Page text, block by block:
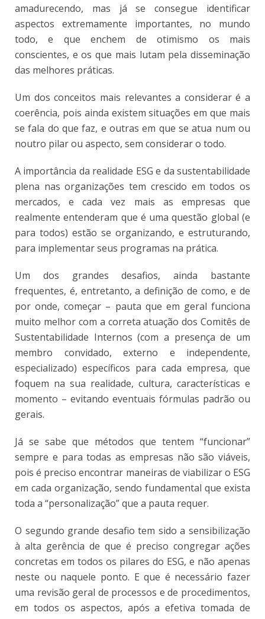
amadurecendo, mas já se consegue identificar
aspectos extremamente importantes, no mundo
todo, e que enchem de otimismo os mais
conscientes, e os que mais lutam pela disseminação
das melhores práticas.
Um dos conceitos mais relevantes a considerar é a
coerência, pois ainda existem situações em que mais
se fala do que faz, e outras em que se atua num ou
noutro pilar ou aspecto, sem considerar o todo.
A importância da realidade ESG e da sustentabilidade
plena nas organizações tem crescido em todos os
mercados, e cada vez mais as empresas que
realmente entenderam que é uma questão global (e
para todos) estão se organizando, e estruturando,
para implementar seus programas na prática.
Um dos grandes desafios, ainda bastante
frequentes, é, entretanto, a definição de como, e de
por onde, começar – pauta que em geral funciona
muito melhor com a correta atuação dos Comitês de
Sustentabilidade Internos (com a presença de um
membro convidado, externo e independente,
especializado) específicos para cada empresa, que
foquem na sua realidade, cultura, características e
momento – evitando eventuais fórmulas padrão ou
gerais.
Já se sabe que métodos que tentem “funcionar”
sempre e para todas as empresas não são viáveis,
pois é preciso encontrar maneiras de viabilizar o ESG
em cada organização, sendo fundamental que exista
toda a “personalização” que a pauta requer.
O segundo grande desafio tem sido a sensibilização
à alta gerência de que é preciso congregar ações
concretas em todos os pilares do ESG, e não apenas
neste ou naquele ponto. E que é necessário fazer
uma revisão geral de processos e de procedimentos,
em todos os aspectos, após a efetiva tomada de